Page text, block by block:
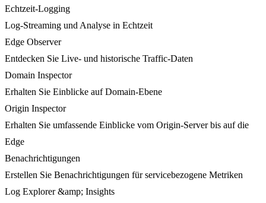
Echtzeit-Logging
Log-Streaming und Analyse in Echtzeit
Edge Observer
Entdecken Sie Live- und historische Traffic-Daten
Domain Inspector
Erhalten Sie Einblicke auf Domain-Ebene
Origin Inspector
Erhalten Sie umfassende Einblicke vom Origin-Server bis auf die
Edge
Benachrichtigungen
Erstellen Sie Benachrichtigungen für servicebezogene Metriken
Log Explorer &amp; Insights